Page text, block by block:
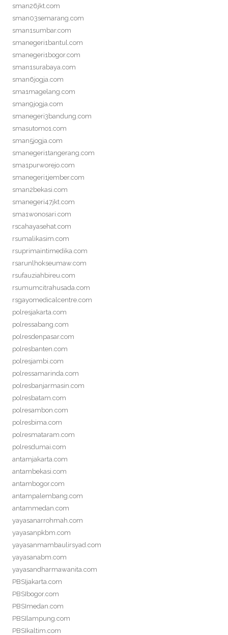
sman26jkt.com
sman03semarang.com
sman1sumbar.com
smanegeri1bantul.com
smanegeri1bogor.com
sman1surabaya.com
sman6jogja.com
sma1magelang.com
sman9jogja.com
smanegeri3bandung.com
smasutomo1.com
sman5jogja.com
smanegeri1tangerang.com
sma1purworejo.com
smanegeri1jember.com
sman2bekasi.com
smanegeri47jkt.com
sma1wonosari.com
rscahayasehat.com
rsumalikasim.com
rsuprimaintimedika.com
rsarunlhokseumaw.com
rsufauziahbireu.com
rsumumcitrahusada.com
rsgayomedicalcentre.com
polresjakarta.com
polressabang.com
polresdenpasar.com
polresbanten.com
polresjambi.com
polressamarinda.com
polresbanjarmasin.com
polresbatam.com
polresambon.com
polresbima.com
polresmataram.com
polresdumai.com
antamjakarta.com
antambekasi.com
antambogor.com
antampalembang.com
antammedan.com
yayasanarrohmah.com
yayasanpkbm.com
yayasanmambaulirsyad.com
yayasanabm.com
yayasandharmawanita.com
PBSIjakarta.com
PBSIbogor.com
PBSImedan.com
PBSIlampung.com
PBSIkaltim.com